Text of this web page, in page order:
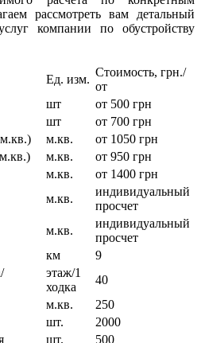
рассмотреть вам детальный
компании по обустройству
Ед. изм.
Стоимость, грн./
от
шт
от 500 грн
шт
от 700 грн
м.кв.
от 1050 грн
м.кв.
от 950 грн
м.кв.
от 1400 грн
м.кв.
индивидуальный
просчет
м.кв.
индивидуальный
просчет
км
9
этаж/1
ходка
40
м.кв.
250
шт.
2000
шт.
500